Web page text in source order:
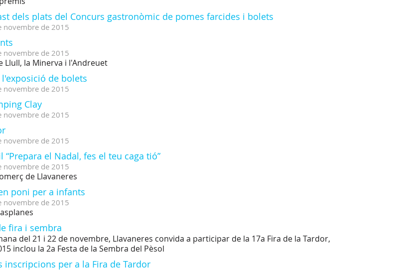
dels plats del Concurs gastronòmic de pomes farcides i bolets
novembre de 2015
novembre de 2015
Llull, la Minerva i l'Andreuet
de bolets
novembre de 2015
Clay
novembre de 2015
novembre de 2015
“Prepara el Nadal, fes el teu caga tió”
novembre de 2015
de Llavaneres
poni per a infants
novembre de 2015
fira i sembra
del 21 i 22 de novembre, Llavaneres convida a participar de la 17a Fira de la Tardor,
inclou la 2a Festa de la Sembra del Pèsol
inscripcions per a la Fira de Tardor